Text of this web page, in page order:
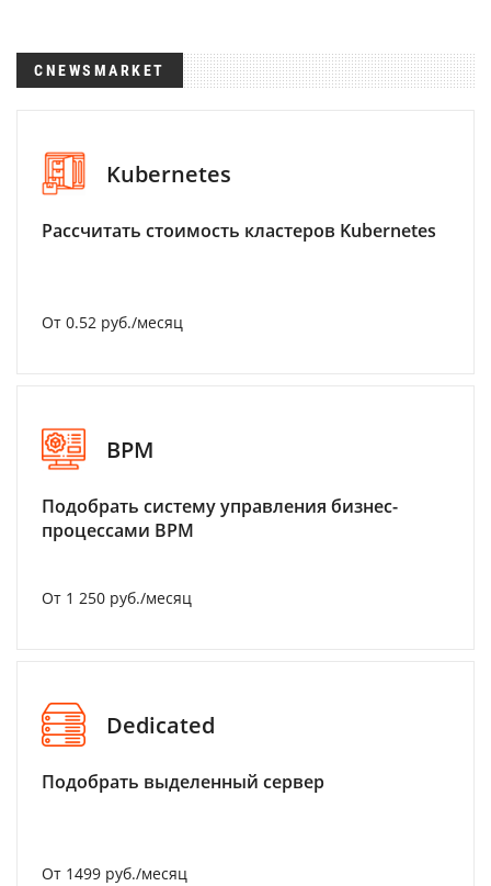
CNEWSMARKET
Kubernetes
Рассчитать стоимость кластеров Kubernetes
От 0.52 руб./месяц
BPM
Подобрать систему управления бизнес-
процессами BPM
От 1 250 руб./месяц
Dedicated
Подобрать выделенный сервер
От 1499 руб./месяц